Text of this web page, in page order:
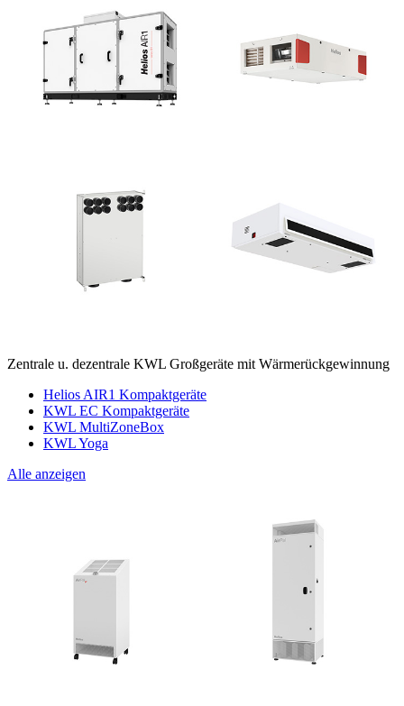
Zentrale u. dezentrale KWL Großgeräte mit Wärmerückgewinnung
Helios AIR1 Kompaktgeräte
KWL EC Kompaktgeräte
KWL MultiZoneBox
KWL Yoga
Alle anzeigen